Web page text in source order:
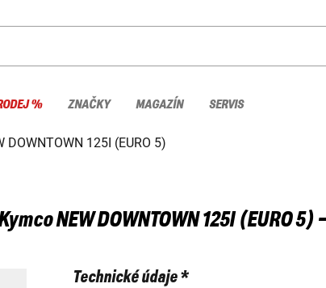
% ZNAČKY MAGAZÍN SERVIS
DOWNTOWN 125I (EURO 5)
NEW DOWNTOWN 125I (EURO 5)
Technické údaje *